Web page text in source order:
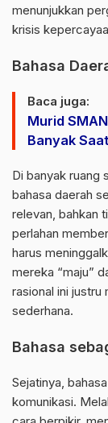
menunjukkan
krisis
Bahasa
Baca juga:
Murid
Banyak
Di banyak ruang
bahasa daerah
relevan, bahkan
perlahan
harus
mereka “maju”
rasional ini
sederhana.
Bahasa
Sejatinya,
komunikasi.